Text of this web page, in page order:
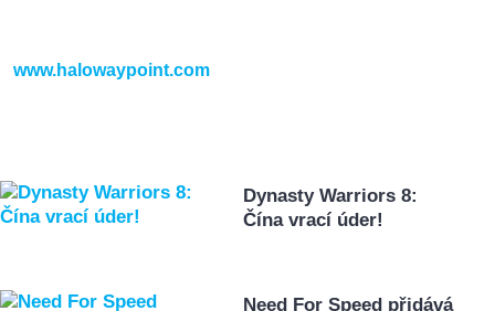
www.halowaypoint.com
Dynasty Warriors 8:
Čína vrací úder!
Need For Speed přidává